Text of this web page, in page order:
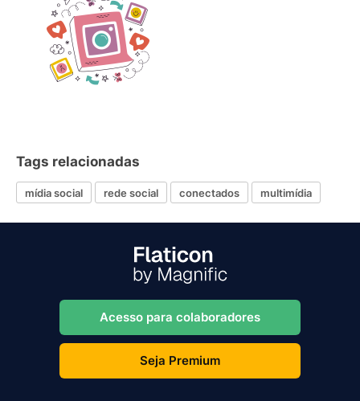
Tags relacionadas
mídia social rede social conectados multimídia
Acesso para colaboradores
Seja Premium